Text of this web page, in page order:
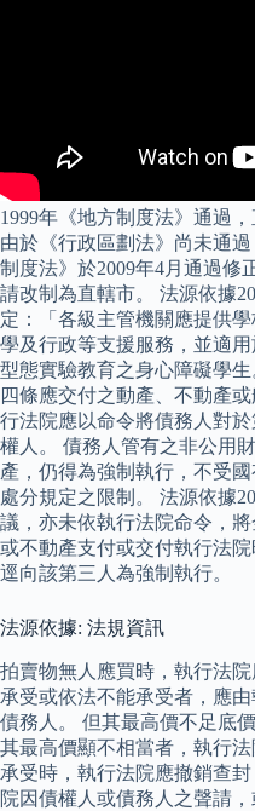
1999年《地方制度法》通過
由於《行政區劃法》尚未通
制度法》於2009年4月通過修
請改制為直轄市。 法源依據
定：「各級主管機關應提供
學及行政等支援服務，並適
型態實驗教育之身心障礙學
四條應交付之動產、不動產
行法院應以命令將債務人對
權人。 債務人管有之非公用
產，仍得為強制執行，不受
處分規定之限制。 法源依據
議，亦未依執行法院命令，
或不動產支付或交付執行法
逕向該第三人為強制執行。
法源依據: 法規資訊
拍賣物無人應買時，執行法
承受或依法不能承受者，應
債務人。 但其最高價不足底
其最高價顯不相當者，執行
承受時，執行法院應撤銷查
院因債權人或債務人之聲請